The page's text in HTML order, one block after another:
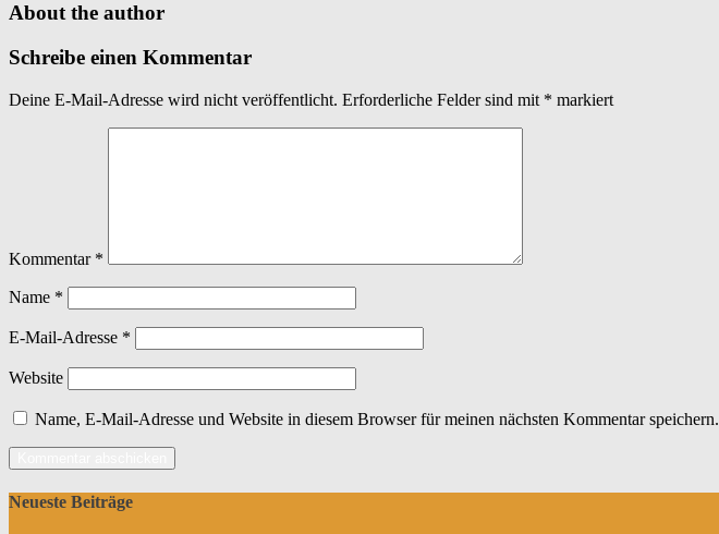
About the author
Schreibe einen Kommentar
Deine E-Mail-Adresse wird nicht veröffentlicht. Erforderliche Felder sind mit * markiert
Kommentar *
Name *
E-Mail-Adresse *
Website
Name, E-Mail-Adresse und Website in diesem Browser für meinen nächsten Kommentar speichern.
Neueste Beiträge